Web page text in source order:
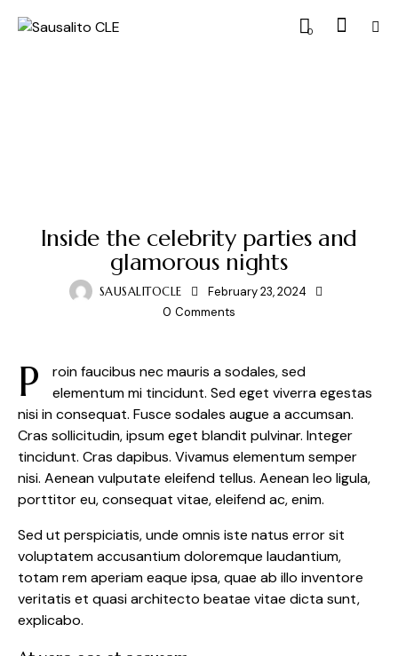
0
Inside the celebrity parties and
glamorous nights
SAUSALITOCLE
February 23, 2024
0 Comments
P
roin faucibus nec mauris a sodales, sed
elementum mi tincidunt. Sed eget viverra egestas
nisi in consequat. Fusce sodales augue a accumsan.
Cras sollicitudin, ipsum eget blandit pulvinar. Integer
tincidunt. Cras dapibus. Vivamus elementum semper
nisi. Aenean vulputate eleifend tellus. Aenean leo ligula,
porttitor eu, consequat vitae, eleifend ac, enim.
Sed ut perspiciatis, unde omnis iste natus error sit
voluptatem accusantium doloremque laudantium,
totam rem aperiam eaque ipsa, quae ab illo inventore
veritatis et quasi architecto beatae vitae dicta sunt,
explicabo.